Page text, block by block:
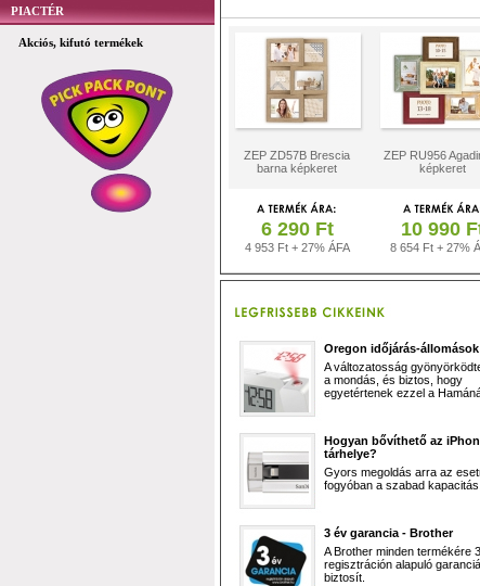
PIACTÉR
Akciós, kifutó termékek
ZEP ZD57B Brescia
barna képkeret
ZEP RU956
képkeret
6 290 Ft
4 953 Ft + 27% ÁFA
10 990
8 654 Ft + 27%
Oregon időjárás-állomások
A változatosság
a mondás, és biztos, hogy
egyetértenek ezzel a
Hogyan bővíthető az
tárhelye?
Gyors megoldás arra az
fogyóban a szabad kapacitás.
3 év garancia - Brother
A Brother minden termékére
regisztráción alapuló
biztosít.